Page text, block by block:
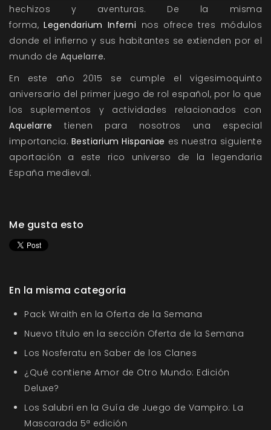
hechizos y aventuras. De la misma
forma,Legendarium Inferni nos ofrece tres módulos
donde el infierno y sus habitantes se extienden por el
mundo de Aquelarre.
En este año 2015 se cumple el vigesimoquinto
aniversario del primer juego de rol español, por lo que
los suplementos y actividades relacionados con
Aquelarre tienen para nosotros una especial
importancia. Bestiarium Hispaniae es nuestra siguiente
aportación a este rico universo de la legendaria
España medieval.
Me gusta esto
En la misma categoría
Pack Wraith en la Oferta de la Semana
Nuevo título en la sección Oferta de la Semana
Los Nosferatu en Saber de los Clanes
¿Qué contiene Amor de Otro Mundo: Edición
Deluxe?
Los Salubri en la Guía de Juego de Vampiro: La
Mascarada 5ª edición